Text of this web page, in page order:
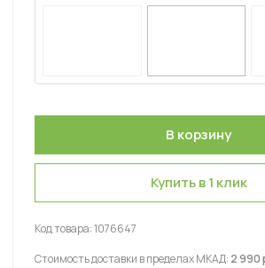
Купить в 1 клик
Код товара:1076647
Стоимость доставки в пределах МКАД: 2 990